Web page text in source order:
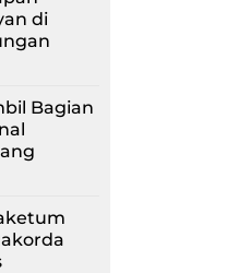
di
Bagian